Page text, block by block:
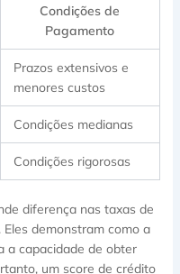
Condições de
Pagamento
Prazos extensivos e
menores custos
Condições medianas
Condições rigorosas
diferença nas taxas de
demonstram como a
a capacidade de obter
um score de crédito